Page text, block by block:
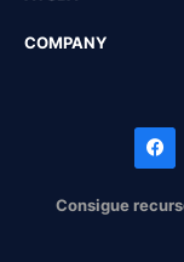
COMPANY
Consigue